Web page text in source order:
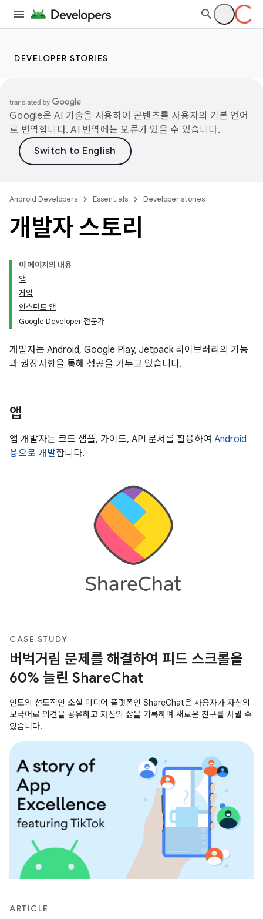
DEVELOPER STORIES
Google은 AI 기술을 사용하여 콘텐츠를 사용자의 기본 언어
로 번역합니다. AI 번역에는 오류가 있을 수 있습니다.
Android Developers Essentials Developer stories
개발자 스토리
이 페이지의 내용
앱
게임
인스턴트 앱
Google Developer 전문가
개발자는 Android, Google Play, Jetpack 라이브러리의 기능
과 권장사항을 통해 성공을 거두고 있습니다.
앱
앱 개발자는 코드 샘플, 가이드, API 문서를 활용하여 Android
용으로 개발합니다.
CASE STUDY
버벅거림 문제를 해결하여 피드 스크롤을
60% 늘린 ShareChat
인도의 선도적인 소셜 미디어 플랫폼인 ShareChat은 사용자가 자신의
모국어로 의견을 공유하고 자신의 삶을 기록하며 새로운 친구를 사귈 수
있습니다.
ARTICLE